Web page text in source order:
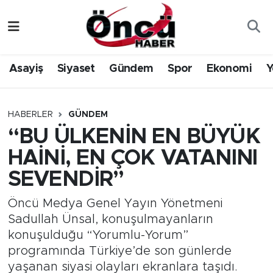
Asayiş Siyaset Gündem Spor Ekonomi
HABERLER GÜNDEM
“BU ÜLKENİN EN BÜYÜK
HAİNİ, EN ÇOK VATANINI
SEVENDİR”
Öncü Medya Genel Yayın Yönetmeni
Sadullah Ünsal, konuşulmayanların
konuşulduğu “Yorumlu-Yorum”
programında Türkiye’de son günlerde
yaşanan siyasi olayları ekranlara taşıdı.
Gündem
Sağlık & Çevre
Spor
Siyaset
Yerel Haber
Öncü Radyo Dinle
Öncü TV İzle
Düzce Nöbetçi Eczaneler
Düzce Hava Durumu
Düzce Namaz Vakitleri
Düzce Trafik Yoğunluk Haritası
Süper Lig Puan Durumu ve Fikstür
Tüm Manşetler
Son Dakika Haberleri
Haber Arşivi